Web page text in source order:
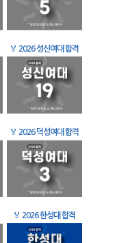
🏅 2026 성신여대 합격
🏅 2026 덕성여대 합격
🏅 2026 한성대 합격